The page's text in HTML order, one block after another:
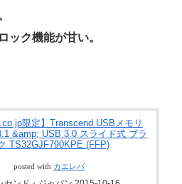
ック機能が甘い。
限定】Transcend USBメモリ
&amp; USB 3.0 スライド式 ブラ
TS32GJF790KPE (FFP)
posted with カエレバ